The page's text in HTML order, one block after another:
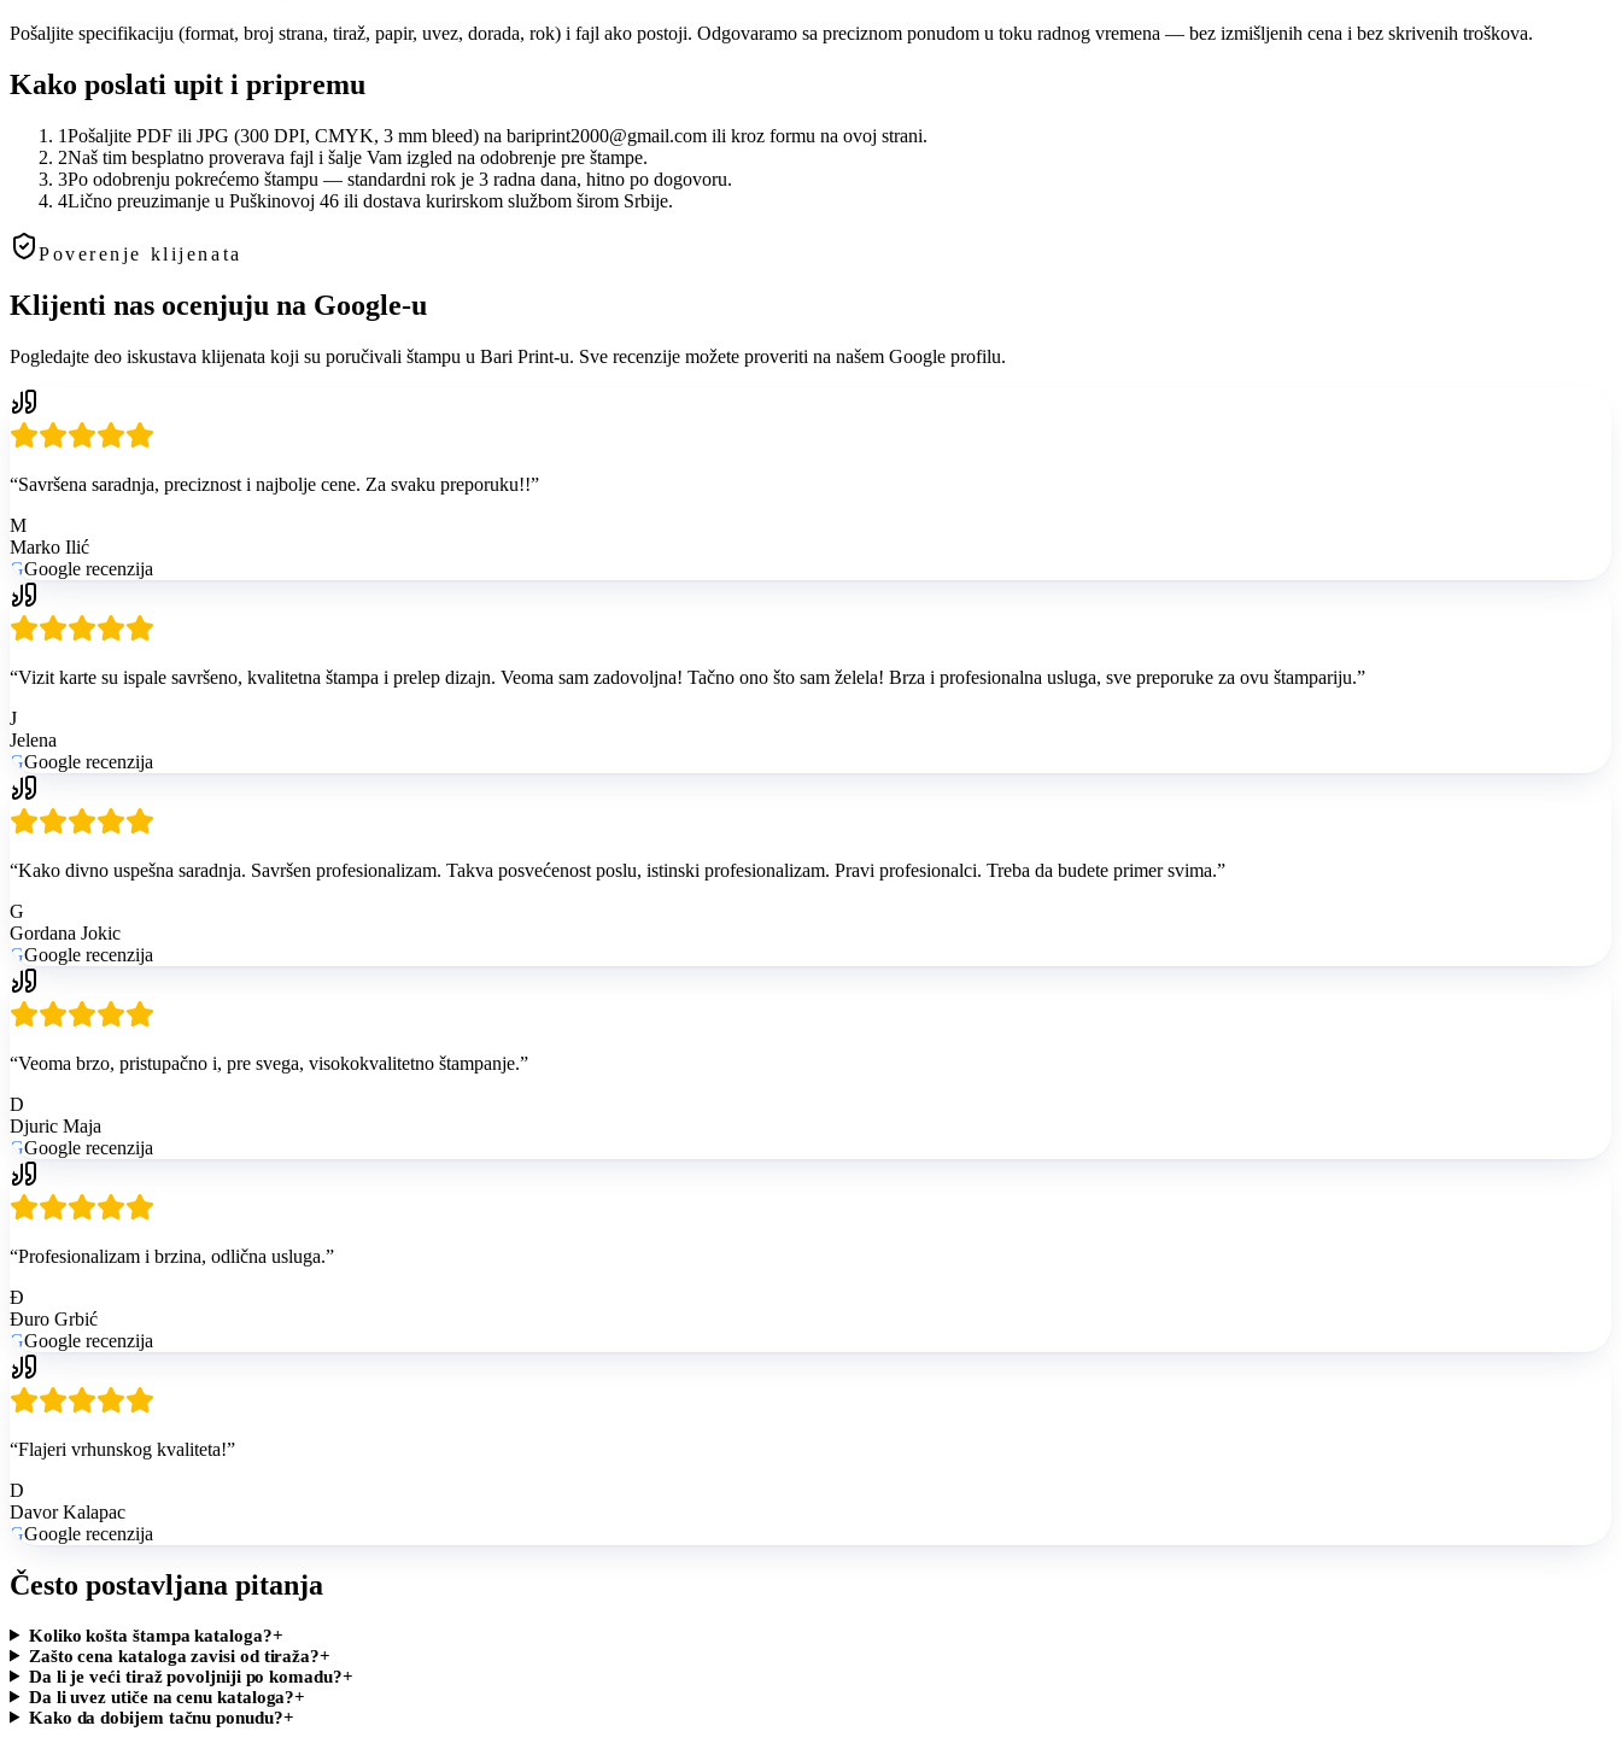
Pošaljite specifikaciju (format, broj strana, tiraž, papir, uvez, dorada, rok) i fajl ako postoji. Odgovaramo sa preciznom ponudom u toku radnog vremena — bez izmišljenih cena i bez skrivenih troškova.
Kako poslati upit i pripremu
1Pošaljite PDF ili JPG (300 DPI, CMYK, 3 mm bleed) na bariprint2000@gmail.com ili kroz formu na ovoj strani.
2Naš tim besplatno proverava fajl i šalje Vam izgled na odobrenje pre štampe.
3Po odobrenju pokrećemo štampu — standardni rok je 3 radna dana, hitno po dogovoru.
4Lično preuzimanje u Puškinovoj 46 ili dostava kurirskom službom širom Srbije.
Poverenje klijenata
Klijenti nas ocenjuju na Google-u
Pogledajte deo iskustava klijenata koji su poručivali štampu u Bari Print-u. Sve recenzije možete proveriti na našem Google profilu.
“Savršena saradnja, preciznost i najbolje cene. Za svaku preporuku!!”
M
Marko Ilić
GGoogle recenzija
“Vizit karte su ispale savršeno, kvalitetna štampa i prelep dizajn. Veoma sam zadovoljna! Tačno ono što sam želela! Brza i profesionalna usluga, sve preporuke za ovu štampariju.”
J
Jelena
GGoogle recenzija
“Kako divno uspešna saradnja. Savršen profesionalizam. Takva posvećenost poslu, istinski profesionalizam. Pravi profesionalci. Treba da budete primer svima.”
G
Gordana Jokic
GGoogle recenzija
“Veoma brzo, pristupačno i, pre svega, visokokvalitetno štampanje.”
D
Djuric Maja
GGoogle recenzija
“Profesionalizam i brzina, odlična usluga.”
Đ
Đuro Grbić
GGoogle recenzija
“Flajeri vrhunskog kvaliteta!”
D
Davor Kalapac
GGoogle recenzija
Često postavljana pitanja
Koliko košta štampa kataloga?+
Zašto cena kataloga zavisi od tiraža?+
Da li je veći tiraž povoljniji po komadu?+
Da li uvez utiče na cenu kataloga?+
Kako da dobijem tačnu ponudu?+